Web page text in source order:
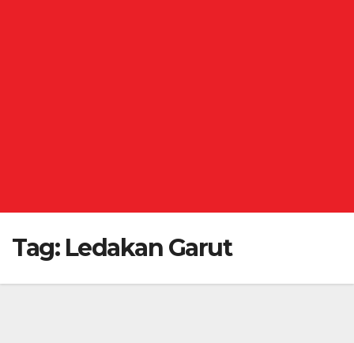
Tag: Ledakan Garut